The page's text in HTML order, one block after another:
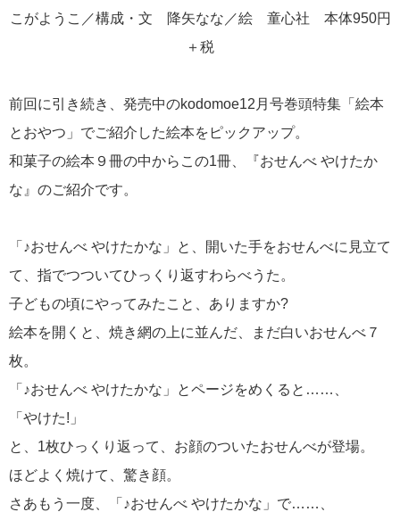
こがようこ／構成・文 降矢なな／絵 童心社 本体950円
＋税
前回に引き続き、発売中のkodomoe12月号巻頭特集「絵本
とおやつ」でご紹介した絵本をピックアップ。
和菓子の絵本９冊の中からこの1冊、『おせんべ やけたか
な』のご紹介です。
「♪おせんべ やけたかな」と、開いた手をおせんべに見立て
て、指でつついてひっくり返すわらべうた。
子どもの頃にやってみたこと、ありますか?
絵本を開くと、焼き網の上に並んだ、まだ白いおせんべ７
枚。
「♪おせんべ やけたかな」とページをめくると……、
「やけた!」
と、1枚ひっくり返って、お顔のついたおせんべが登場。
ほどよく焼けて、驚き顔。
さあもう一度、「♪おせんべ やけたかな」で……、